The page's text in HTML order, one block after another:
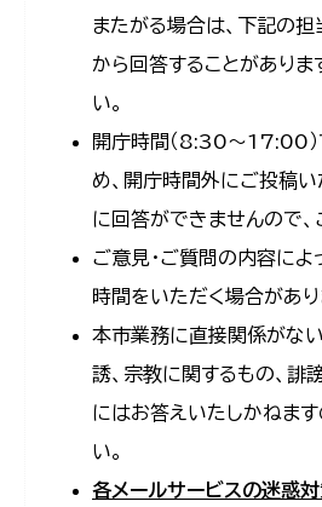
またがる場合は、下記の
から回答することがありま
い。
開庁時間（8:30〜17:00）
め、開庁時間外にご投稿い
に回答ができませんので、
ご意見・ご質問の内容によ
時間をいただく場合があり
本市業務に直接関係がな
誘、宗教に関するもの、誹
にはお答えいたしかねま
い。
各メールサービスの迷惑対